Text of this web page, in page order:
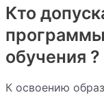
Кто
обучения ?
К освоению